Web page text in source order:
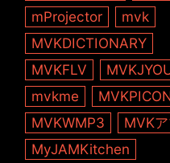
mProjector
mvk
MVKDICTIONARY
MVKFLV
mvkme
MVKWMP3
MVKア
MyJAMKitchen